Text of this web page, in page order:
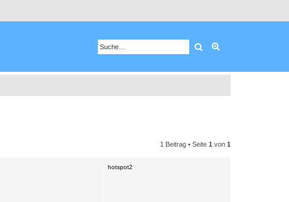
Suche
1 Beitrag • Seite 1 von 1
hotspot2